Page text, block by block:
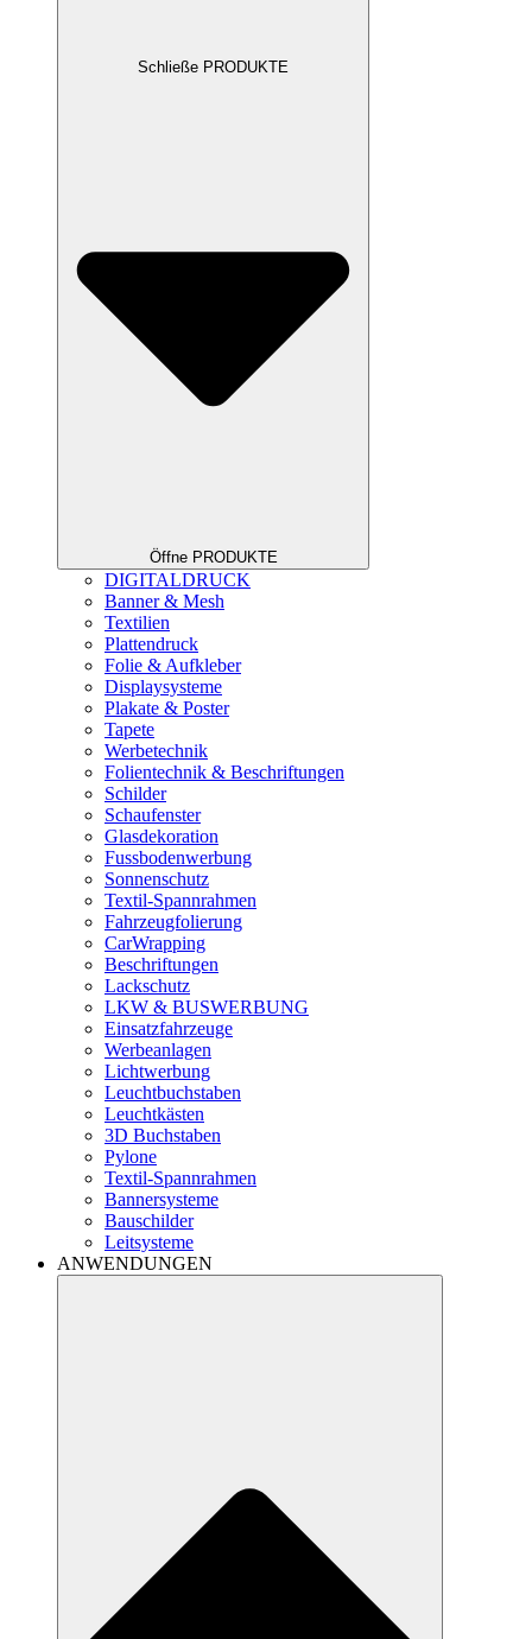
Schließe PRODUKTE
Öffne PRODUKTE
DIGITALDRUCK
Banner & Mesh
Textilien
Plattendruck
Folie & Aufkleber
Displaysysteme
Plakate & Poster
Tapete
Werbetechnik
Folientechnik & Beschriftungen
Schilder
Schaufenster
Glasdekoration
Fussbodenwerbung
Sonnenschutz
Textil-Spannrahmen
Fahrzeugfolierung
CarWrapping
Beschriftungen
Lackschutz
LKW & BUSWERBUNG
Einsatzfahrzeuge
Werbeanlagen
Lichtwerbung
Leuchtbuchstaben
Leuchtkästen
3D Buchstaben
Pylone
Textil-Spannrahmen
Bannersysteme
Bauschilder
Leitsysteme
ANWENDUNGEN